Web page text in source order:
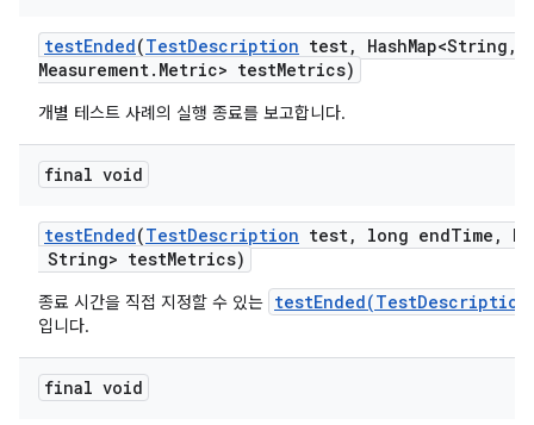
testEnded(TestDescription test, HashMap<String ,
Measurement. Metric> testMetrics)
개별 테스트 사례의 실행 종료를 보고합니다.
final void
testEnded(TestDescription test, long endTime ,
String> testMetrics)
종료 시간을 직접 지정할 수 있는
입니다.
final void